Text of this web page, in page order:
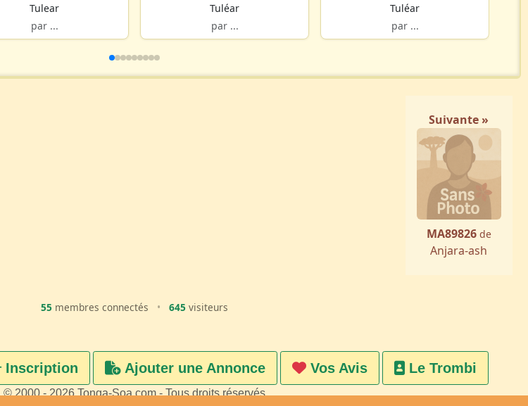
Tulear
par ...
Tuléar
par ...
Tuléar
par ...
Suivante »
MA89826 de
Anjara-ash
55 membres connectés • 645 visiteurs
Inscription Ajouter une Annonce Vos Avis Le Trombi
© 2000 - 2026 Tonga-Soa.com - Tous droits réservés